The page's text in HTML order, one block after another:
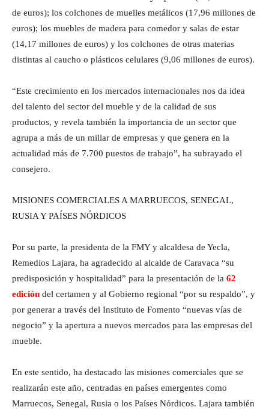
de euros); los colchones de muelles metálicos (17,96 millones de
euros); los muebles de madera para comedor y salas de estar
(14,17 millones de euros) y los colchones de otras materias
distintas al caucho o plásticos celulares (9,06 millones de euros).
“Este crecimiento en los mercados internacionales nos da idea
del talento del sector del mueble y de la calidad de sus
productos, y revela también la importancia de un sector que
agrupa a más de un millar de empresas y que genera en la
actualidad más de 7.700 puestos de trabajo”, ha subrayado el
consejero.
MISIONES COMERCIALES A MARRUECOS, SENEGAL,
RUSIA Y PAÍSES NÓRDICOS
Por su parte, la presidenta de la FMY y alcaldesa de Yecla,
Remedios Lajara, ha agradecido al alcalde de Caravaca “su
predisposición y hospitalidad” para la presentación de la 62
edición del certamen y al Gobierno regional “por su respaldo”, y
por generar a través del Instituto de Fomento “nuevas vías de
negocio” y la apertura a nuevos mercados para las empresas del
mueble.
En este sentido, ha destacado las misiones comerciales que se
realizarán este año, centradas en países emergentes como
Marruecos, Senegal, Rusia o los Países Nórdicos. Lajara también